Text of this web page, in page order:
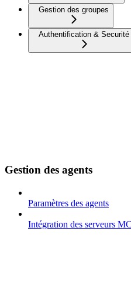
Gestion des groupes
Authentification & Securité
Gestion des agents
Paramètres des agents
Intégration des serveurs